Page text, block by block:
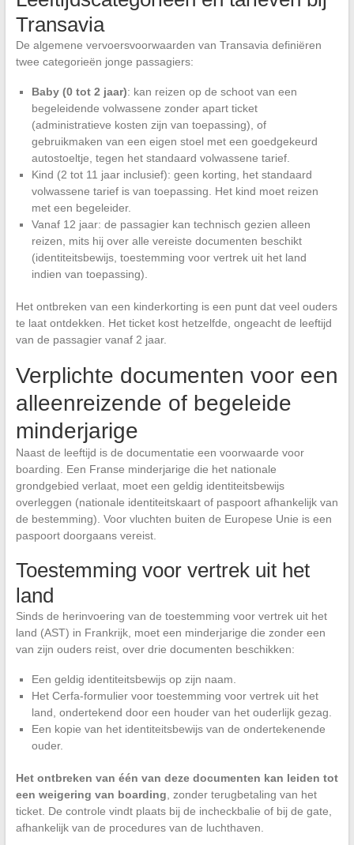
Transavia
De algemene vervoersvoorwaarden van Transavia definiëren
twee categorieën jonge passagiers:
Baby (0 tot 2 jaar): kan reizen op de schoot van een
begeleidende volwassene zonder apart ticket
(administratieve kosten zijn van toepassing), of
gebruikmaken van een eigen stoel met een goedgekeurd
autostoeltje, tegen het standaard volwassene tarief.
Kind (2 tot 11 jaar inclusief): geen korting, het standaard
volwassene tarief is van toepassing. Het kind moet reizen
met een begeleider.
Vanaf 12 jaar: de passagier kan technisch gezien alleen
reizen, mits hij over alle vereiste documenten beschikt
(identiteitsbewijs, toestemming voor vertrek uit het land
indien van toepassing).
Het ontbreken van een kinderkorting is een punt dat veel ouders
te laat ontdekken. Het ticket kost hetzelfde, ongeacht de leeftijd
van de passagier vanaf 2 jaar.
Verplichte documenten voor een
alleenreizende of begeleide
minderjarige
Naast de leeftijd is de documentatie een voorwaarde voor
boarding. Een Franse minderjarige die het nationale
grondgebied verlaat, moet een geldig identiteitsbewijs
overleggen (nationale identiteitskaart of paspoort afhankelijk van
de bestemming). Voor vluchten buiten de Europese Unie is een
paspoort doorgaans vereist.
Toestemming voor vertrek uit het
land
Sinds de herinvoering van de toestemming voor vertrek uit het
land (AST) in Frankrijk, moet een minderjarige die zonder een
van zijn ouders reist, over drie documenten beschikken:
Een geldig identiteitsbewijs op zijn naam.
Het Cerfa-formulier voor toestemming voor vertrek uit het
land, ondertekend door een houder van het ouderlijk gezag.
Een kopie van het identiteitsbewijs van de ondertekenende
ouder.
Het ontbreken van één van deze documenten kan leiden tot
een weigering van boarding , zonder terugbetaling van het
ticket. De controle vindt plaats bij de incheckbalie of bij de gate,
afhankelijk van de procedures van de luchthaven.